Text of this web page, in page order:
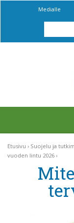
Medialle
Etusivu Suojelu ja
vuoden lintu 2026